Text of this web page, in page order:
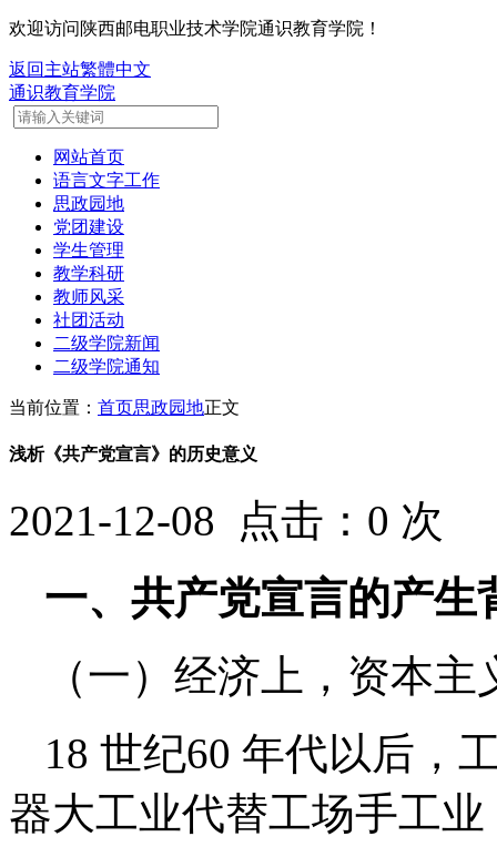
欢迎访问陕西邮电职业技术学院通识教育学院！
返回主站繁體中文
通识教育学院
网站首页
语言文字工作
思政园地
党团建设
学生管理
教学科研
教师风采
社团活动
二级学院新闻
二级学院通知
当前位置： 首页思政园地正文
浅析《共产党宣言》的历史意义
2021-12-08 点击： 0 次
一、共产党宣言的产生
（一）经济上，资本
18 世纪60 年代以后，
器大工业代替工场手工